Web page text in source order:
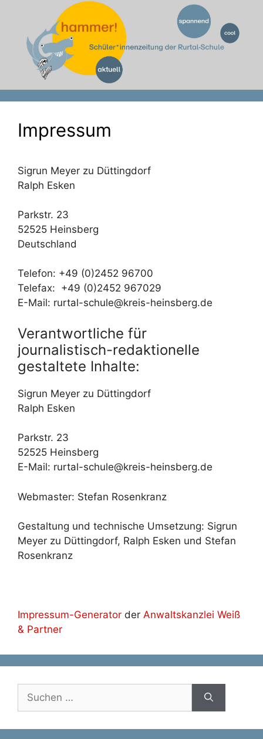
springen
Impressum
Sigrun Meyer zu Düttingdorf
Ralph Esken
Parkstr. 23
52525 Heinsberg
Deutschland
Telefon: +49 (0)2452 96700
Telefax: +49 (0)2452 967029
E-Mail: rurtal-schule@kreis-heinsberg.de
Verantwortliche für
journalistisch-redaktionelle
gestaltete Inhalte:
Sigrun Meyer zu Düttingdorf
Ralph Esken
Parkstr. 23
52525 Heinsberg
E-Mail: rurtal-schule@kreis-heinsberg.de
Webmaster: Stefan Rosenkranz
Gestaltung und technische Umsetzung: Sigrun
Meyer zu Düttingdorf, Ralph Esken und Stefan
Rosenkranz
Impressum-Generator der Anwaltskanzlei Weiß
& Partner
Suche
nach: